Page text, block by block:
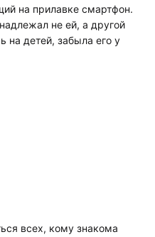
на прилавке смартфон.
не ей, а другой
на детей, забыла его у
всех, кому знакома